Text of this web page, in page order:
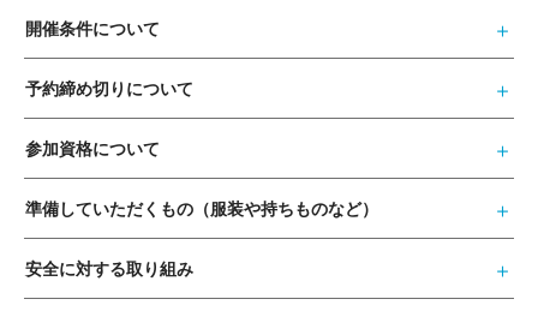
開催条件について
予約締め切りについて
参加資格について
準備していただくもの（服装や持ちものなど）
安全に対する取り組み